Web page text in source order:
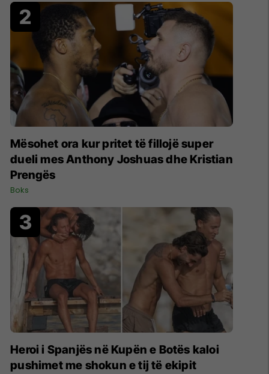
Mësohet ora kur pritet të fillojë super
dueli mes Anthony Joshuas dhe Kristian
Prengës
Boks
Heroi i Spanjës në Kupën e Botës kaloi
pushimet me shokun e tij të ekipit